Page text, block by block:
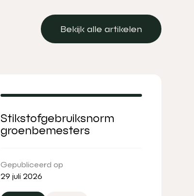
Bekijk alle artikelen
Bekijk alle artikelen
Stikstofgebruiksnorm
groenbemesters
Gepubliceerd op
29 juli 2026